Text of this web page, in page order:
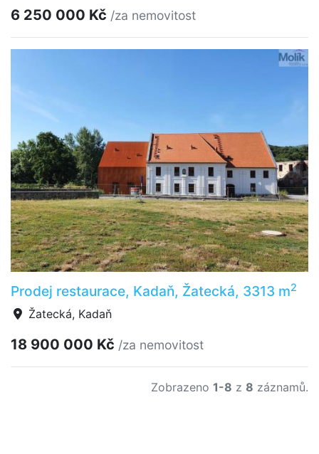
6 250 000 Kč /za nemovitost
Prodej restaurace, Kadaň, Žatecká, 3313 m2
Žatecká, Kadaň
18 900 000 Kč /za nemovitost
Zobrazeno 1-8 z 8 záznamů.